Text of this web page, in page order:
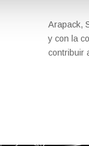
Arapack,
y con la
contribuir